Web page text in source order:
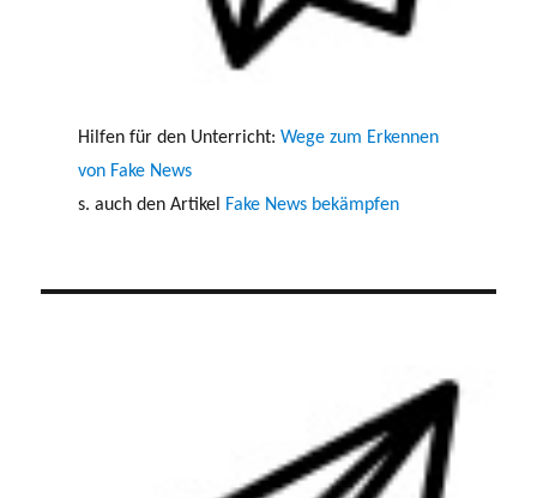
Hilfen für den Unterricht: Wege zum Erkennen
von Fake News
s. auch den Artikel
Fake News bekämpfen